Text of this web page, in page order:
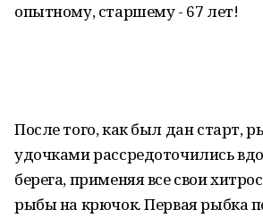
опытному, старшему - 67 лет!
После того, как был дан старт,
удочками рассредоточились
берега, применяя все свои
рыбы на крючок. Первая рыбка